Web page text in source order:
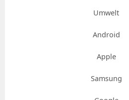
Umwelt
Android
Apple
Samsung